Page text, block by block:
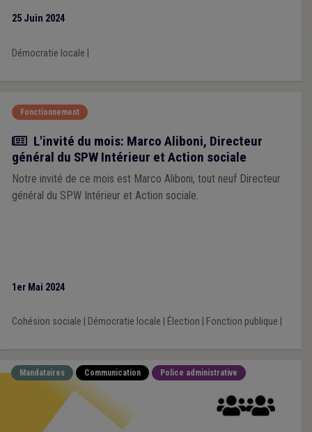
25 Juin 2024
Démocratie locale
Fonctionnement
Article
L'invité du mois: Marco Aliboni, Directeur
général du SPW Intérieur et Action sociale
Notre invité de ce mois est Marco Aliboni, tout neuf Directeur
général du SPW Intérieur et Action sociale.
1er Mai 2024
Cohésion sociale Démocratie locale Élection Fonction publique
Mandataires Communication Police administrative